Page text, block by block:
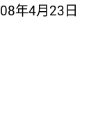
年4月23日